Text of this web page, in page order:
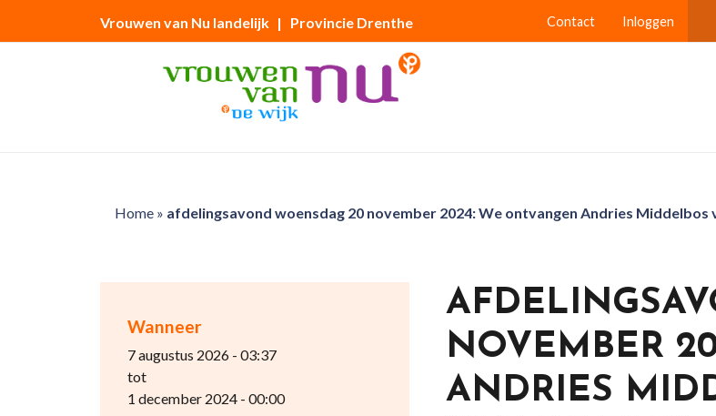
Vrouwen van Nu landelijk | Provincie Drenthe Contact Inloggen
Home» afdelingsavond woensdag 20 november 2024: We ontvangen Andries Middelbos
Wanneer
7 augustus 2026 - 03:37
tot
1 december 2024 - 00:00
NOVEMBER
ANDRIES